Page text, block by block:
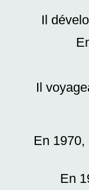
Il
Il
En 1970,
En